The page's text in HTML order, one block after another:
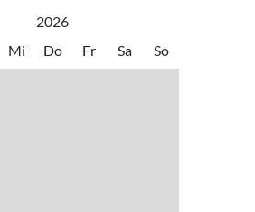
ist nur 10 Autominuten von Sukošan
2026
Mi Do Fr Sa So